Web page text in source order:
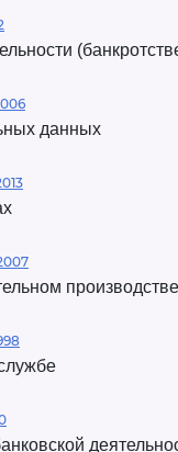
данных
производстве